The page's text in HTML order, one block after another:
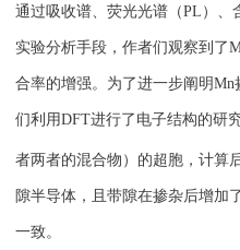
通过吸收谱、荧光光谱（PL）、
实验分析手段，作者们观察到了
合率的增强。为了进一步阐明
们利用DFT进行了电子结构的研
者两者的混合物）的超胞，计算
隙半导体，且带隙在掺杂后增加
一致。